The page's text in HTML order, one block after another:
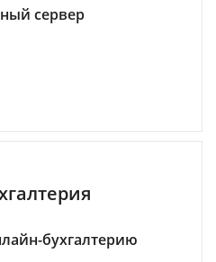
сервер
бухгалтерию